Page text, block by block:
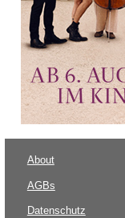
About
AGBs
Datenschutz